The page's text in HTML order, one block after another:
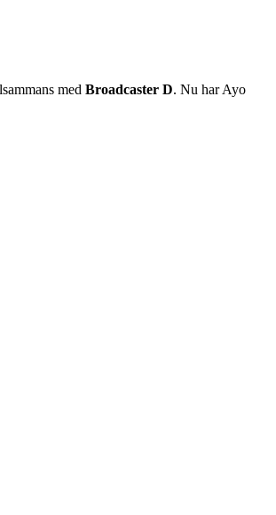
med Broadcaster D. Nu har Ayo